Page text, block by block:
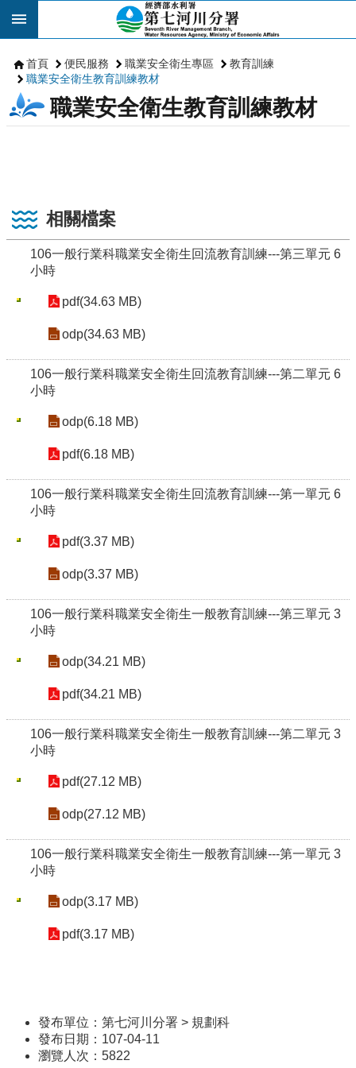
跳到主要內容區塊
首頁 便民服務 職業安全衛生專區
教育訓練
職業安全衛生教育訓練教材
職業安全衛生教育訓練教材
相關檔案
106一般行業科職業安全衛生回流教育訓練---第三單元 6
小時
pdf(34.63 MB)
odp(34.63 MB)
106一般行業科職業安全衛生回流教育訓練---第二單元 6
小時
odp(6.18 MB)
pdf(6.18 MB)
106一般行業科職業安全衛生回流教育訓練---第一單元 6
小時
pdf(3.37 MB)
odp(3.37 MB)
106一般行業科職業安全衛生一般教育訓練---第三單元 3
小時
odp(34.21 MB)
pdf(34.21 MB)
106一般行業科職業安全衛生一般教育訓練---第二單元 3
小時
pdf(27.12 MB)
odp(27.12 MB)
106一般行業科職業安全衛生一般教育訓練---第一單元 3
小時
odp(3.17 MB)
pdf(3.17 MB)
發布單位：第七河川分署 > 規劃科
發布日期：107-04-11
瀏覽人次： 5822